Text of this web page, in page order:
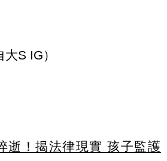
S IG）
逝！揭法律現實 孩子監護